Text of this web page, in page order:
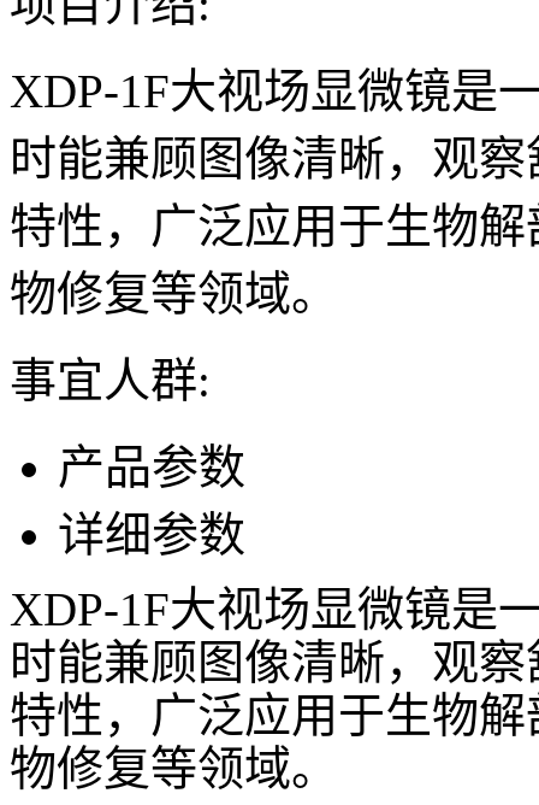
XDP-1F大视场显微镜是
时能兼顾图像清晰，观
特性，广泛应用于生物
物修复等领域。
事宜人群:
产品参数
详细参数
XDP-1F大视场显微镜是
时能兼顾图像清晰，观
特性，广泛应用于生物
物修复等领域。